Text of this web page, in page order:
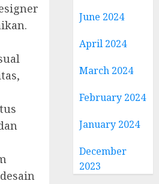
June 2024
April 2024
March 2024
February 2024
January 2024
December
2023